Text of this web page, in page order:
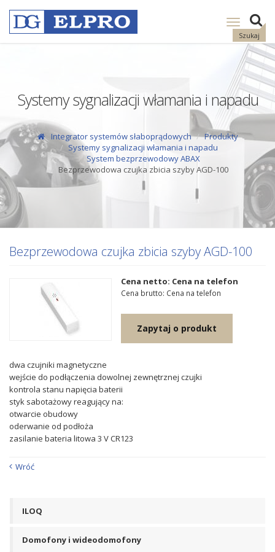
Szukaj
Pokaż
nawigację
Systemy sygnalizacji włamania i napadu
Integrator systemów słaboprądowych
Produkty
Systemy sygnalizacji włamania i napadu
System bezprzewodowy ABAX
Bezprzewodowa czujka zbicia szyby AGD-100
Bezprzewodowa czujka zbicia szyby AGD-100
Cena netto: Cena na telefon
Cena brutto: Cena na telefon
Zapytaj o produkt
dwa czujniki magnetyczne
wejście do podłączenia dowolnej zewnętrznej czujki
kontrola stanu napięcia baterii
styk sabotażowy reagujący na:
otwarcie obudowy
oderwanie od podłoża
zasilanie bateria litowa 3 V CR123
Wróć
ILOQ
Domofony i wideodomofony